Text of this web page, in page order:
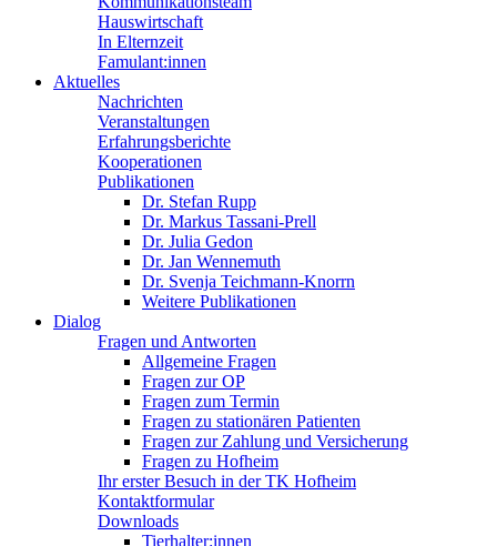
Hauswirtschaft
In Elternzeit
Famulant:innen
Aktuelles
Nachrichten
Veranstaltungen
Erfahrungsberichte
Kooperationen
Publikationen
Dr. Stefan Rupp
Dr. Markus Tassani-Prell
Dr. Julia Gedon
Dr. Jan Wennemuth
Dr. Svenja Teichmann-Knorrn
Weitere Publikationen
Dialog
Fragen und Antworten
Allgemeine Fragen
Fragen zur OP
Fragen zum Termin
Fragen zu stationären Patienten
Fragen zur Zahlung und Versicherung
Fragen zu Hofheim
Ihr erster Besuch in der TK Hofheim
Kontaktformular
Downloads
Tierhalter:innen